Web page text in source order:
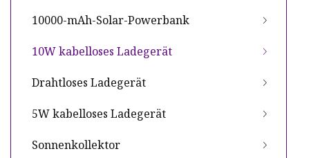
10000-mAh-Solar-Powerbank
10W kabelloses Ladegerät
Drahtloses Ladegerät
5W kabelloses Ladegerät
Sonnenkollektor